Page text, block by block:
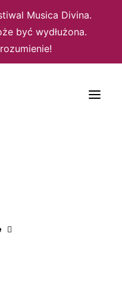
Musica Divina.
być wydłużona.
RECENZJE
bo ja
O